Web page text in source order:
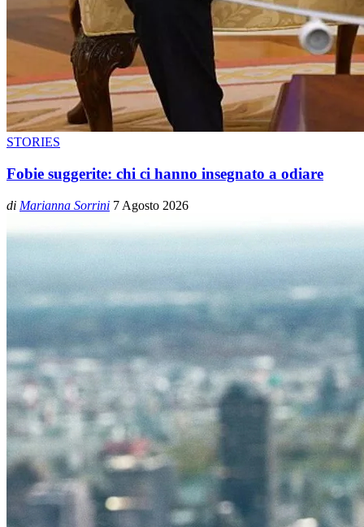
STORIES
Fobie suggerite: chi ci hanno insegnato a odiare
di Marianna Sorrini 7 Agosto 2026